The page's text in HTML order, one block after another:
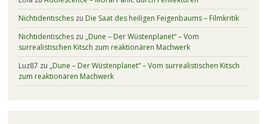
Nichtidentischeszu Die Saat des heiligen Feigenbaums – Filmkritik
Nichtidentischeszu „Dune – Der Wüstenplanet“ – Vom
surrealistischen Kitsch zum reaktionären Machwerk
Luz87 zu „Dune – Der Wüstenplanet“ – Vom surrealistischen Kitsch
zum reaktionären Machwerk